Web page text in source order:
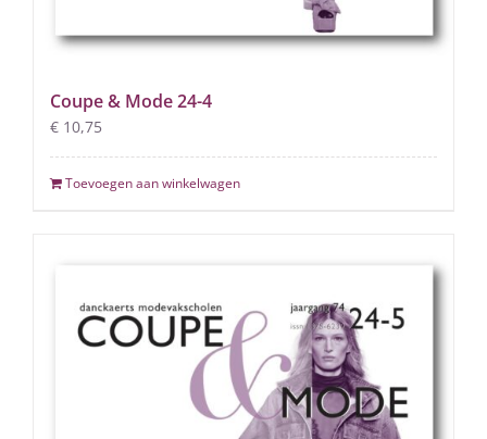
Coupe & Mode 24-4
€ 10,75
Toevoegen aan winkelwagen